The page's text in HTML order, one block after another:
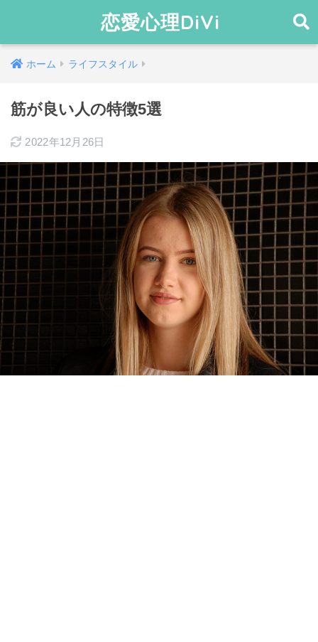
恋愛心理DiVi
ホーム ライフスタイル
筋が良い人の特徴5選
2022年12月26日